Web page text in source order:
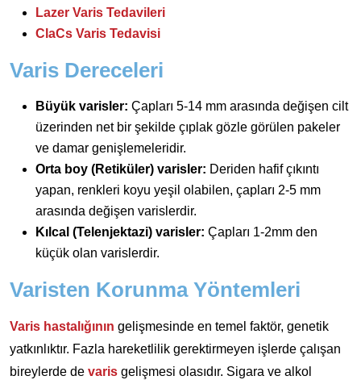
Lazer Varis Tedavileri
ClaCs Varis Tedavisi
Varis Dereceleri
Büyük varisler: Çapları 5-14 mm arasında değişen cilt
üzerinden net bir şekilde çıplak gözle görülen pakeler
ve damar genişlemeleridir.
Orta boy (Retiküler) varisler: Deriden hafif çıkıntı
yapan, renkleri koyu yeşil olabilen, çapları 2-5 mm
arasında değişen varislerdir.
Kılcal (Telenjektazi) varisler: Çapları 1-2mm den
küçük olan varislerdir.
Varisten Korunma Yöntemleri
Varis hastalığının gelişmesinde en temel faktör, genetik
yatkınlıktır. Fazla hareketlilik gerektirmeyen işlerde çalışan
bireylerde de varis gelişmesi olasıdır. Sigara ve alkol